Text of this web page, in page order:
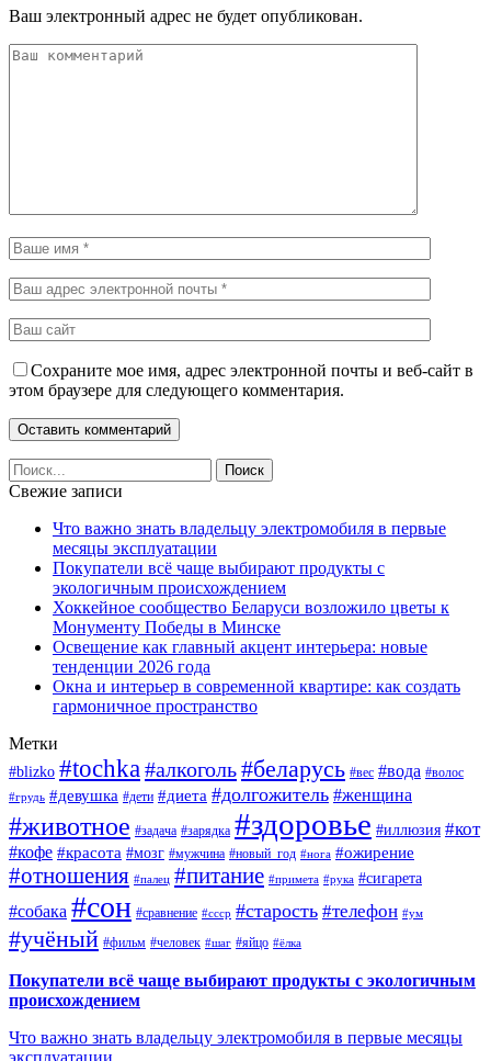
Ваш электронный адрес не будет опубликован.
Сохраните мое имя, адрес электронной почты и веб-сайт в
этом браузере для следующего комментария.
Свежие записи
Что важно знать владельцу электромобиля в первые
месяцы эксплуатации
Покупатели всё чаще выбирают продукты с
экологичным происхождением
Хоккейное сообщество Беларуси возложило цветы к
Монументу Победы в Минске
Освещение как главный акцент интерьера: новые
тенденции 2026 года
Окна и интерьер в современной квартире: как создать
гармоничное пространство
Метки
#blizko #tochka #алкоголь#беларусь #вес #вода #волос
#грудь #девушка #дети #диета #долгожитель #женщина
#животное #задача #зарядка #здоровье #иллюзия #кот
#кофе #красота #мозг #мужчина #новый_год #нога #ожирение
#отношения #палец #питание #примета #рука #сигарета
#собака #сон #сравнение #ссср #старость #телефон #ум
#учёный #фильм #человек #шаг #яйцо #ёлка
Покупатели всё чаще выбирают продукты с экологичным
происхождением
Что важно знать владельцу электромобиля в первые месяцы
эксплуатации